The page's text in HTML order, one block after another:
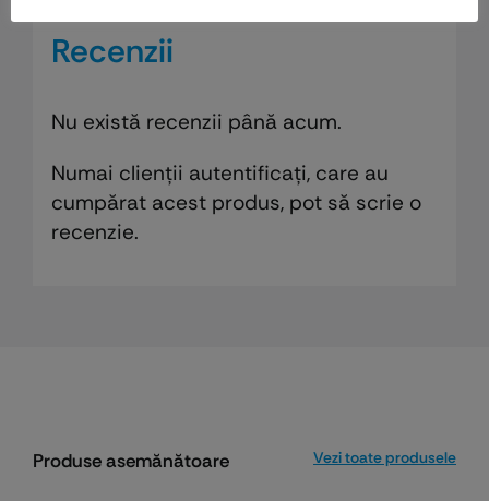
Recenzii
Nu există recenzii până acum.
Numai clienții autentificați, care au
cumpărat acest produs, pot să scrie o
recenzie.
Produse asemănătoare Vezi toate produsele